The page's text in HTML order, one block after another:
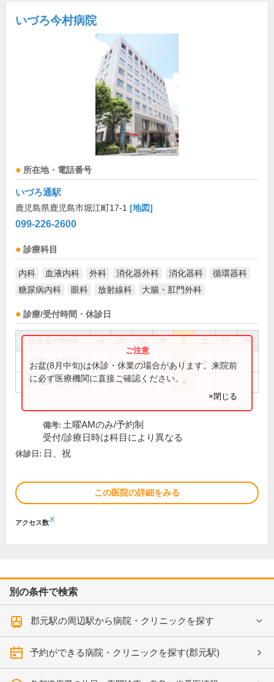
いづろ今村病院
所在地・電話番号
いづろ通駅
鹿児島県鹿児島市堀江町17-1 [地図]
099-226-2600
診療科目
内科 血液内科 外科 消化器外科 消化器科
循環器科
糖尿病内科
眼科 放射線科 大腸・肛門外科
診療/受付時間・休診日
祝
8:30～12:30 ● ● ● ● ●
14:00～17:30 ● ● ● ●
お盆(8月中旬)は休診・休業の場合があります。来院前
に必ず医療機関に直接ご確認ください。
×閉じる
備考: 土曜AMのみ/予約制
受付/診療日時は科目により異なる
休診日: 日、祝
この医院の詳細をみる
アクセス数※
別の条件で検索
郡元駅の周辺駅から病院・クリニックを探す
予約ができる病院・クリニックを探す(郡元駅)